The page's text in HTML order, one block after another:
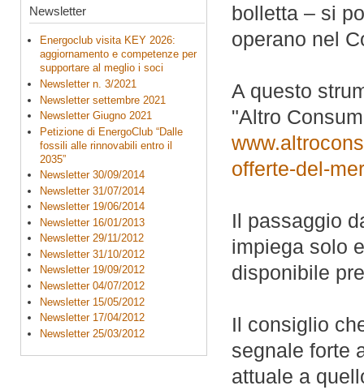
Newsletter
Energoclub visita KEY 2026:
aggiornamento e competenze per
supportare al meglio i soci
Newsletter n. 3/2021
Newsletter settembre 2021
Newsletter Giugno 2021
Petizione di EnergoClub “Dalle
fossili alle rinnovabili entro il
2035”
Newsletter 30/09/2014
Newsletter 31/07/2014
Newsletter 19/06/2014
Newsletter 16/01/2013
Newsletter 29/11/2012
Newsletter 31/10/2012
Newsletter 19/09/2012
Newsletter 04/07/2012
Newsletter 15/05/2012
Newsletter 17/04/2012
Newsletter 25/03/2012
bolletta – si
operano nel
A questo
"Altro
offerte-del-
Il passaggio
impiega solo
disponibile
Il consiglio
segnale forte
attuale a